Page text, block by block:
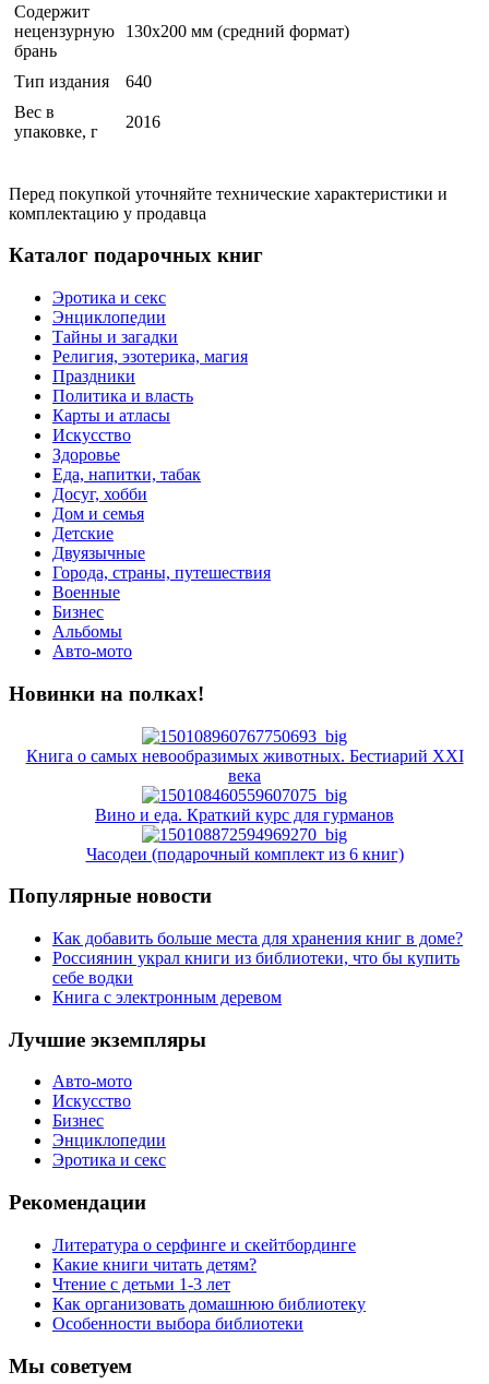
Содержит
нецензурную
брань
130х200 мм (средний формат)
Тип издания
640
Вес в
упаковке, г
2016
Перед покупкой уточняйте технические характеристики и
комплектацию у продавца
Каталог подарочных книг
Эротика и секс
Энциклопедии
Тайны и загадки
Религия, эзотерика, магия
Праздники
Политика и власть
Карты и атласы
Искусство
Здоровье
Еда, напитки, табак
Досуг, хобби
Дом и семья
Детские
Двуязычные
Города, страны, путешествия
Военные
Бизнес
Альбомы
Авто-мото
Новинки на полках!
Книга о самых невообразимых животных. Бестиарий XXI
века
Вино и еда. Краткий курс для гурманов
Часодеи (подарочный комплект из 6 книг)
Популярные новости
Как добавить больше места для хранения книг в доме?
Россиянин украл книги из библиотеки, что бы купить
себе водки
Книга с электронным деревом
Лучшие экземпляры
Авто-мото
Искусство
Бизнес
Энциклопедии
Эротика и секс
Рекомендации
Литература о серфинге и скейтбординге
Какие книги читать детям?
Чтение с детьми 1-3 лет
Как организовать домашнюю библиотеку
Особенности выбора библиотеки
Мы советуем